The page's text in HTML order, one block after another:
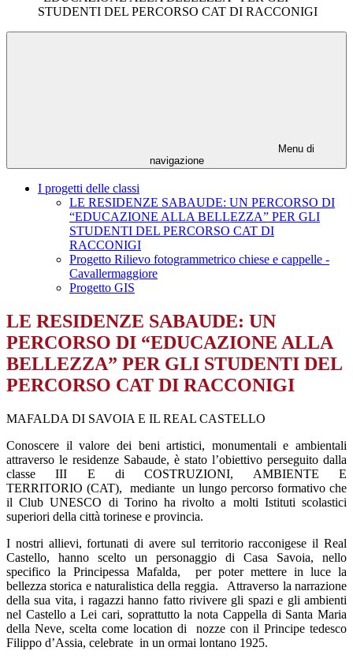
STUDENTI DEL PERCORSO CAT DI RACCONIGI
Menu di
navigazione
I progetti delle classi
LE RESIDENZE SABAUDE: UN PERCORSO DI
“EDUCAZIONE ALLA BELLEZZA” PER GLI
STUDENTI DEL PERCORSO CAT DI
RACCONIGI
Progetto Rilievo fotogrammetrico chiese e cappelle -
Cavallermaggiore
Progetto GIS
LE RESIDENZE SABAUDE: UN
PERCORSO DI “EDUCAZIONE ALLA
BELLEZZA” PER GLI STUDENTI DEL
PERCORSO CAT DI RACCONIGI
MAFALDA DI SAVOIA E IL REAL CASTELLO
Conoscere il valore dei beni artistici, monumentali e ambientali
attraverso le residenze Sabaude, è stato l’obiettivo perseguito dalla
classe III E diCOSTRUZIONI, AMBIENTE E
TERRITORIO (CAT), mediante un lungo percorso formativo che
il Club UNESCO di Torino ha rivolto a molti Istituti scolastici
superiori della città torinese e provincia.
I nostri allievi, fortunati di avere sul territorio racconigese il Real
Castello, hanno scelto un personaggio di Casa Savoia, nello
specifico la Principessa Mafalda, per poter mettere in luce la
bellezza storica e naturalistica della reggia. Attraverso la narrazione
della sua vita, i ragazzi hanno fatto rivivere gli spazi e gli ambienti
nel Castello a Lei cari, soprattutto la nota Cappella di Santa Maria
della Neve, scelta come location di nozze con il Principe tedesco
Filippo d’Assia, celebrate in un ormai lontano 1925.